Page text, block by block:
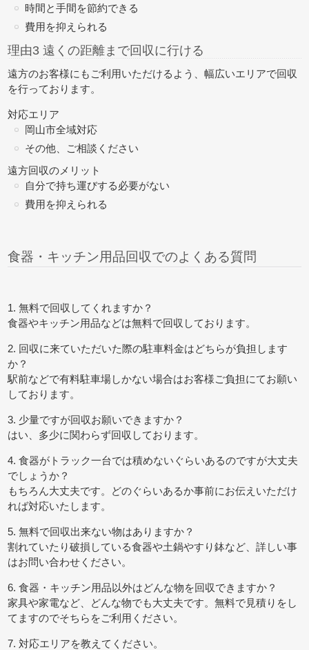
時間と手間を節約できる
費用を抑えられる
理由3 遠くの距離まで回収に行ける
遠方のお客様にもご利用いただけるよう、幅広いエリアで回収
を行っております。
対応エリア
岡山市全域対応
その他、ご相談ください
遠方回収のメリット
自分で持ち運びする必要がない
費用を抑えられる
食器・キッチン用品回収でのよくある質問
1. 無料で回収してくれますか？
食器やキッチン用品などは無料で回収しております。
2. 回収に来ていただいた際の駐車料金はどちらが負担します
か？
駅前などで有料駐車場しかない場合はお客様ご負担にてお願い
しております。
3. 少量ですが回収お願いできますか？
はい、多少に関わらず回収しております。
4. 食器がトラック一台では積めないぐらいあるのですが大丈夫
でしょうか？
もちろん大丈夫です。どのぐらいあるか事前にお伝えいただけ
れば対応いたします。
5. 無料で回収出来ない物はありますか？
割れていたり破損している食器や土鍋やすり鉢など、詳しい事
はお問い合わせください。
6. 食器・キッチン用品以外はどんな物を回収できますか？
家具や家電など、どんな物でも大丈夫です。無料で見積りをし
てますのでそちらをご利用ください。
7. 対応エリアを教えてください。